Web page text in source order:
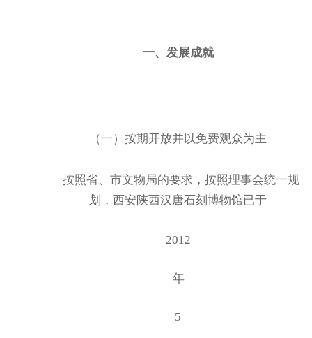
一、发展成就
（一）按期开放并以免费观众为主
按照省、市文物局的要求，按照理事会统一规
划，西安陕西汉唐石刻博物馆已于
2012
年
5